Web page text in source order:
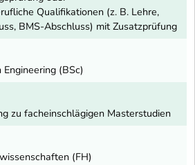
Qualifikationen (z. B. Lehre,
BMS-Abschluss) mit Zusatzprüfung
(BSc)
zu facheinschlägigen Masterstudien
(FH)